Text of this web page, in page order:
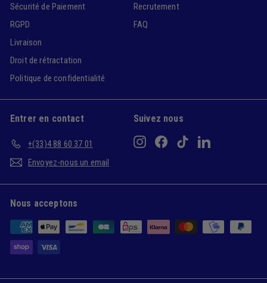
Sécurité de Paiement
RGPD
Livraison
Droit de rétractation
Politique de confidentialité
Recrutement
FAQ
Entrer en contact
+(33)4 88 60 37 01
Envoyez-nous un email
Suivez nous
InstagramFacebookTikTokLinkedIn
Nous acceptons